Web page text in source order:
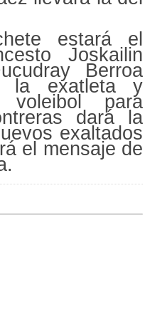
estará el
Joskailin
Berroa
la exatleta y
voleibol para
dará la
exaltados
el mensaje de